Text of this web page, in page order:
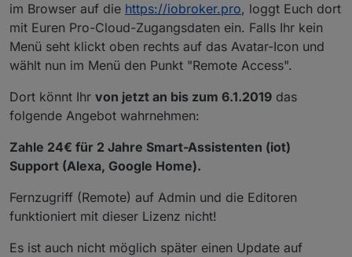
im Browser auf die https://iobroker.pro, loggt Euch dort
mit Euren Pro-Cloud-Zugangsdaten ein. Falls Ihr kein
Menü seht klickt oben rechts auf das Avatar-Icon und
wählt nun im Menü den Punkt "Remote Access".
Dort könnt Ihr von jetzt an bis zum 6.1.2019 das
folgende Angebot wahrnehmen:
Zahle 24€ für 2 Jahre Smart-Assistenten (iot)
Support (Alexa, Google Home).
Fernzugriff (Remote) auf Admin und die Editoren
funktioniert mit dieser Lizenz nicht!
Es ist auch nicht möglich später einen Update auf